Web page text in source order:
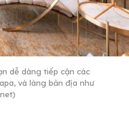
dễ dàng tiếp cận các
và làng bản địa như